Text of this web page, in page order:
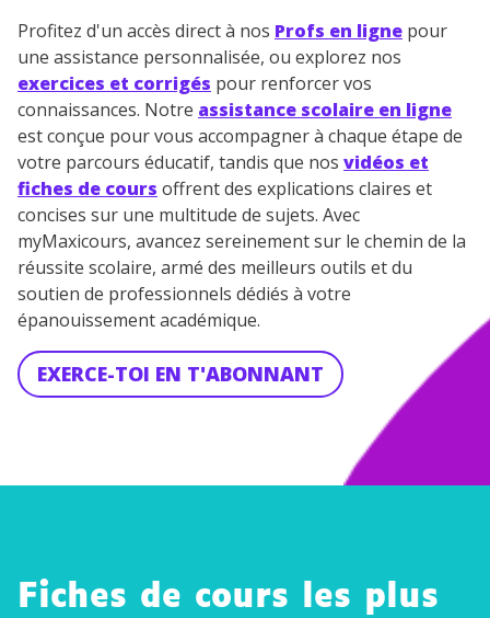
Profitez d'un accès direct à nos Profs en ligne pour
une assistance personnalisée, ou explorez nos
exercices et corrigés pour renforcer vos
connaissances. Notre assistance scolaire en ligne
est conçue pour vous accompagner à chaque étape de
votre parcours éducatif, tandis que nos vidéos et
fiches de cours offrent des explications claires et
concises sur une multitude de sujets. Avec
myMaxicours, avancez sereinement sur le chemin de la
réussite scolaire, armé des meilleurs outils et du
soutien de professionnels dédiés à votre
épanouissement académique.
EXERCE-TOI EN T'ABONNANT
Fiches de cours les plus